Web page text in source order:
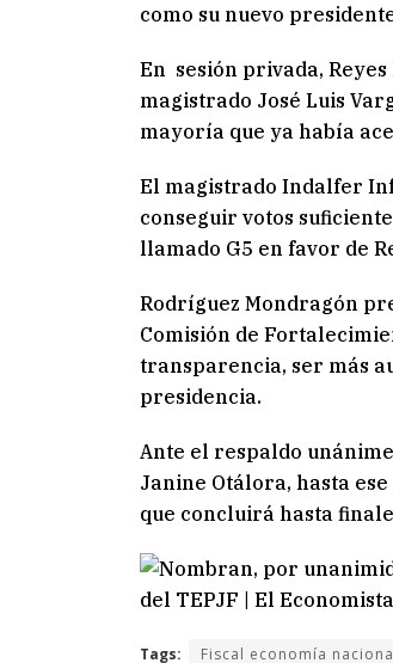
como su nuevo
En sesión privada,
magistrado José Luis
mayoría que ya había
El magistrado Indalfer
conseguir votos
llamado G5 en favor de
Rodríguez Mondragón
Comisión de
transparencia, ser más
presidencia.
Ante el respaldo
Janine Otálora, hasta
que concluirá hasta
Tags: Fiscal economía